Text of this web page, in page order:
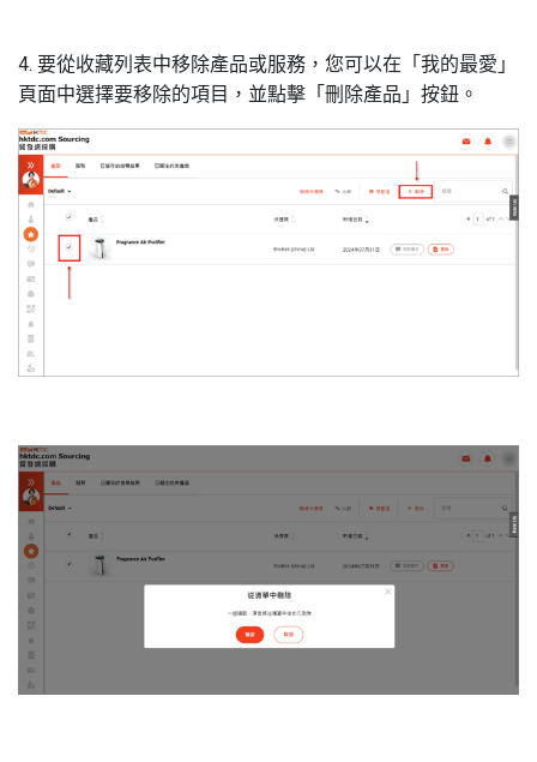
4. 要從收藏列表中移除產品或服務，您可以在「我的最愛」
頁面中選擇要移除的項目，並點擊「刪除產品」按鈕。